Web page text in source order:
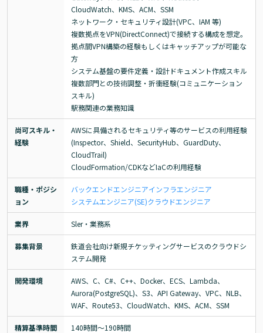
CloudWatch、KMS、ACM、SSM
ネットワーク・セキュリティ設計(VPC、IAM 等)
複数拠点をVPN(DirectConnect)で接続する構成を想定。
拠点間VPN構築の経験もしくはキャッチアップが可能な
方
システム基盤の要件定義・設計ドキュメント作成スキル
複数部門との技術調整・折衝経験(コミュニケーション
スキル)
駅務関連の業務知識
尚可スキル・
経験
AWSに具備されるセキュリティ等のサービスの利用経験
(Inspector、Shield、SecurityHub、GuardDuty、
CloudTrail)
CloudFormation/CDKなどIaCの利用経験
職種・ポジシ
ョン
バックエンドエンジニアインフラエンジニア
システムエンジニア(SE)クラウドエンジニア
業界 Sler・業務系
募集背景
鉄道会社向け新規チケッティングサービスのクラウドシ
ステム開発
開発環境
AWS、C、C#、C++、Docker、ECS、Lambda、
Aurora(PostgreSQL)、S3、API Gateway、VPC、NLB、
WAF、Route53、CloudWatch、KMS、ACM、SSM
精算基準時間 140時間〜190時間